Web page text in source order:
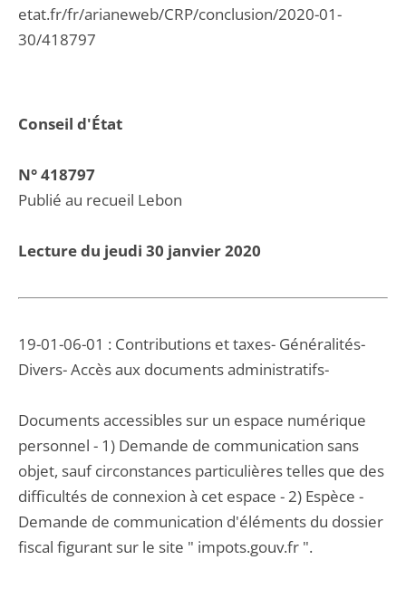
Conseil d'État
N° 418797
Publié au recueil Lebon
Lecture du jeudi 30 janvier 2020
19-01-06-01 : Contributions et taxes- Généralités-
Divers- Accès aux documents administratifs-
Documents accessibles sur un espace numérique
personnel - 1) Demande de communication sans
objet, sauf circonstances particulières telles que des
difficultés de connexion à cet espace - 2) Espèce -
Demande de communication d'éléments du dossier
fiscal figurant sur le site " impots.gouv.fr ".
etat.fr/fr/arianeweb/CRP/conclusion/2020-01-
30/418797